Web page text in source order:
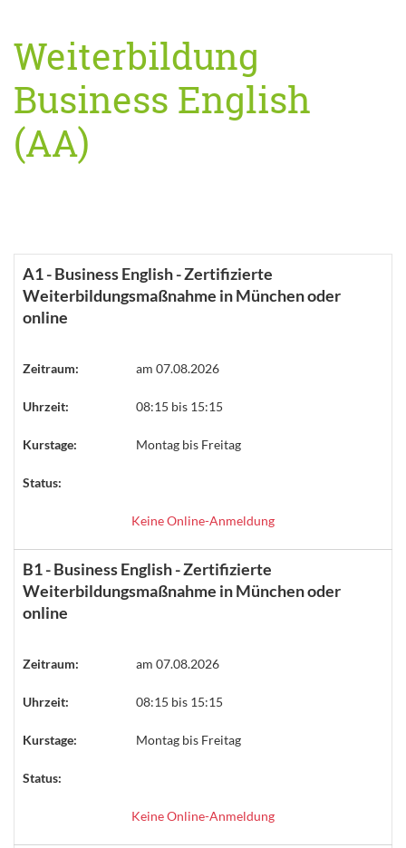
Weiterbildung
Business English
(AA)
A1 - Business English - Zertifizierte
Weiterbildungsmaßnahme in München oder
online
Zeitraum: am 07.08.2026
Uhrzeit: 08:15 bis 15:15
Kurstage: Montag bis Freitag
Status:
Keine Online-Anmeldung
B1 - Business English - Zertifizierte
Weiterbildungsmaßnahme in München oder
online
Zeitraum: am 07.08.2026
Uhrzeit: 08:15 bis 15:15
Kurstage: Montag bis Freitag
Status:
Keine Online-Anmeldung